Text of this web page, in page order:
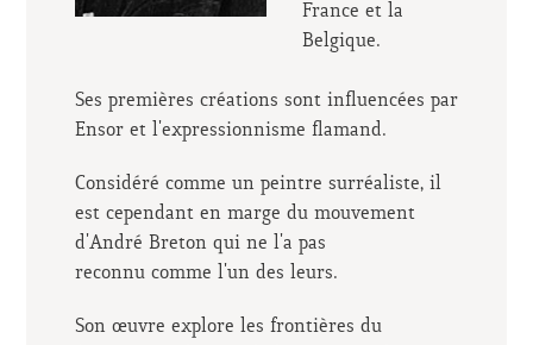
France et la
Belgique.
Ses premières créations sont influencées par
Ensor et l'expressionnisme flamand.
Considéré comme un peintre surréaliste, il
est cependant en marge du mouvement
d'André Breton qui ne l'a pas
reconnu comme l'un des leurs.
Son œuvre explore les frontières du